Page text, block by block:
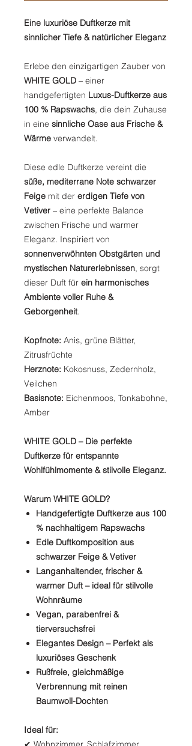
Eine luxuriöse Duftkerze mit
sinnlicher Tiefe & natürlicher Eleganz
Erlebe den einzigartigen Zauber von
WHITE GOLD – einer
handgefertigten Luxus-Duftkerze aus
100 % Rapswachs, die dein Zuhause
in eine sinnliche Oase aus Frische &
Wärme verwandelt.
Diese edle Duftkerze vereint die
süße, mediterrane Note schwarzer
Feige mit der erdigen Tiefe von
Vetiver – eine perfekte Balance
zwischen Frische und warmer
Eleganz. Inspiriert von
sonnenverwöhnten Obstgärten und
mystischen Naturerlebnissen, sorgt
dieser Duft für ein harmonisches
Ambiente voller Ruhe &
Geborgenheit.
Kopfnote: Anis, grüne Blätter,
Zitrusfrüchte
Herznote: Kokosnuss, Zedernholz,
Veilchen
Basisnote: Eichenmoos, Tonkabohne,
Amber
WHITE GOLD – Die perfekte
Duftkerze für entspannte
Wohlfühlmomente & stilvolle Eleganz.
Warum WHITE GOLD?
Handgefertigte Duftkerze aus 100
% nachhaltigem Rapswachs
Edle Duftkomposition aus
schwarzer Feige & Vetiver
Langanhaltender, frischer &
warmer Duft – ideal für stilvolle
Wohnräume
Vegan, parabenfrei &
tierversuchsfrei
Elegantes Design – Perfekt als
luxuriöses Geschenk
Rußfreie, gleichmäßige
Verbrennung mit reinen
Baumwoll-Dochten
Ideal für: